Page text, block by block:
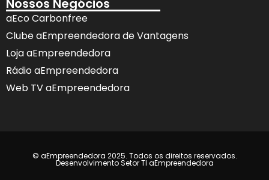
Nossos Negócios
aEco Carbonfree
Clube aEmpreendedora de Vantagens
Loja aEmpreendedora
Rádio aEmpreendedora
Web TV aEmpreendedora
© aEmpreendedora 2025. Todos os direitos reservados.
Desenvolvimento Setor TI aEmpreendedora